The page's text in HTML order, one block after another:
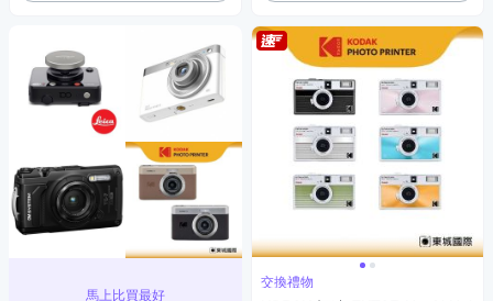
馬上比買最好
交換禮物